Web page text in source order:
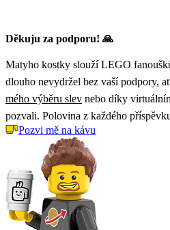
Děkuju za podporu! 🙏
Matyho kostky slouží LEGO
dlouho nevydržel bez vaší podpory,
mého výběru slev nebo díky
pozvali. Polovina z každého
Pozvi mě na kávu